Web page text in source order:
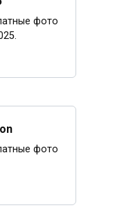
фото
фото